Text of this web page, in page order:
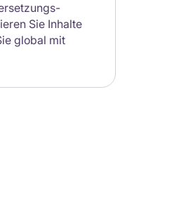
Sie Inhalte
global mit